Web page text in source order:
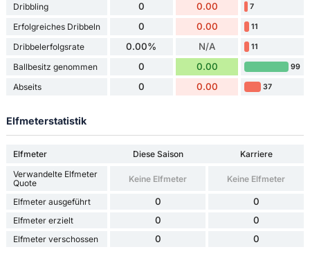
Dribbling 0 0.00 7
Erfolgreiches Dribbeln 0 0.00 11
Dribbelerfolgsrate 0.00% N/A 11
Ballbesitz genommen 0 0.00 99
Abseits 0 0.00 37
Elfmeterstatistik
Elfmeter Diese Saison
Karriere
Verwandelte Elfmeter
Quote
Keine Elfmeter Keine Elfmeter
Elfmeter ausgeführt 0 0
Elfmeter erzielt 0 0
Elfmeter verschossen 0 0